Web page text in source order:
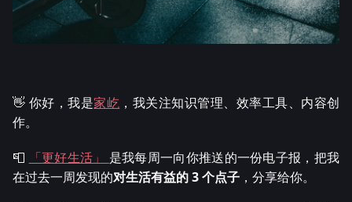
👋 你好，我是家屹 ，我关注知识管理、效率工具、内容创
作。
📮 「更好生活」 是我每周一向你推送的一份电子报，把我
在过去一周发现的对生活有益的 3 个点子 ，分享给你。